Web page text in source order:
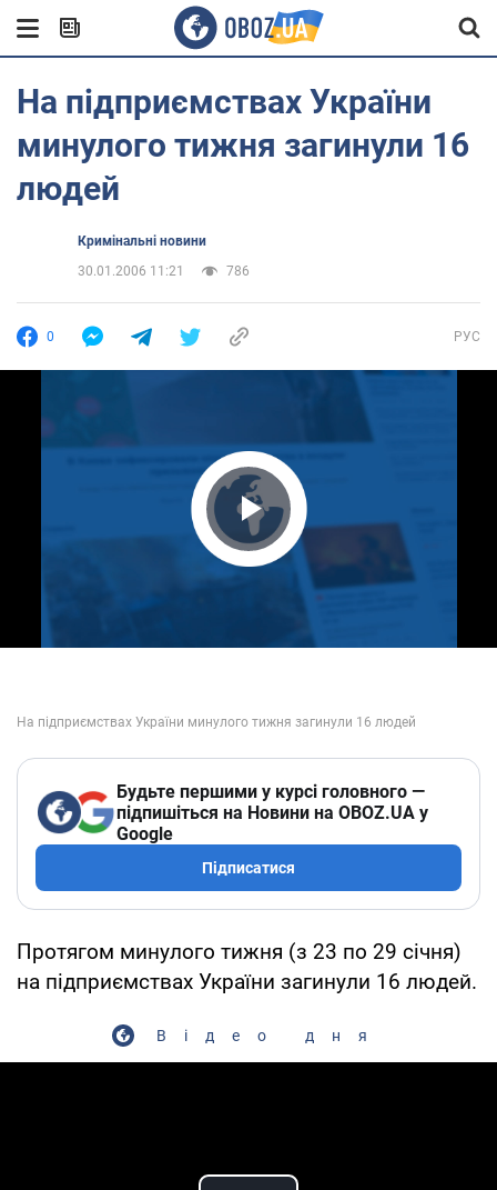
На підприємствах України
минулого тижня загинули 16
людей
Кримінальні новини
30.01.2006 11:21
786
0 РУС
Play Video
Будьте першими у курсі головного —
підпишіться на Новини на OBOZ.UA у
Google
Підписатися
Протягом минулого тижня (з 23 по 29 січня)
на підприємствах України загинули 16 людей.
Відео дня